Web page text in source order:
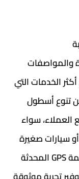
والمواصفات
الخدمات التي
تنوع أسطول
العملاء، سواء
سيارات صغيرة
للسفر الفردي. كل سيارة مجهزة بأنظمة GPS المحدثة